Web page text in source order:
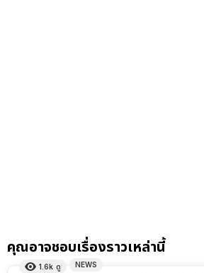
คุณอาจชอบเรื่องราวเหล่านี้
1.6k ดู NEWS